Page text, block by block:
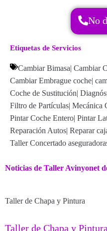
No
Etiquetas de Servicios
Cambiar Bimasa| Cambiar
Cambiar Embrague coche|
Coche de Sustitución|
Filtro de Partículas| Mecánica
Pintar Coche Entero| Pintar
Reparación Autos| Reparar
Taller Concertado
Noticias de Taller Avinyonet
Taller de Chapa y Pintura
Taller de Chapa y